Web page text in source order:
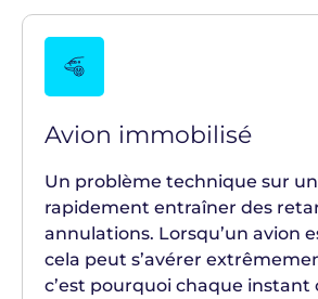
Avion immobilisé
Un problème technique sur
rapidement entraîner des
annulations. Lorsqu’un avion
cela peut s’avérer
c’est pourquoi chaque instant